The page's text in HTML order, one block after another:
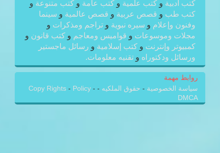
كتب أدبية و كتب علمية و كتب عامة و كتب متنوعة و
كتب طب و قصص عربية و قصص عالمية و سينما
وفنون وإعلام و سيره نبوية و تراجم ومذكرات و
مجلات وموسوعات و قواميس ومعاجم و كتب قانون و
كمبيوتر وإنترنت و كتب إسلامية و رسائل ماجستير
ورسائل ودكتوراه و تقنيه معلومات.
روابط مهمة
سياسة الخصوصية - حقوق الملكيه -
Copy Rights - Policy -
DMCA